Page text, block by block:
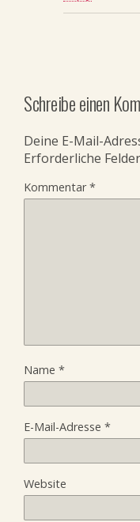
Schreibe einen
Deine E-Mail-
Erforderliche
Kommentar*
Name *
E-Mail-Adresse *
Website